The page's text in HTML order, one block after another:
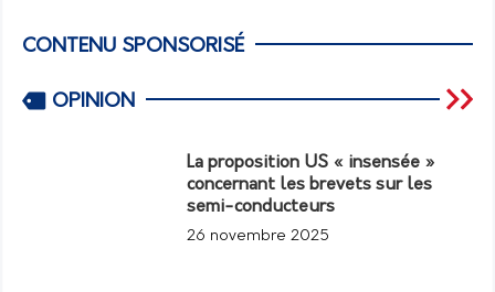
CONTENU SPONSORISÉ
OPINION
La proposition US « insensée »
concernant les brevets sur les
semi-conducteurs
26 novembre 2025